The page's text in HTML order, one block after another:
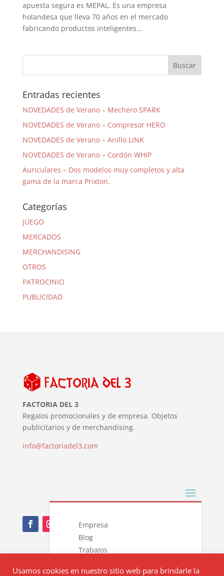
apuesta segura es MEPAL. Es una empresa
holandesa que lleva 70 años en el mercado
fabricando productos inteligentes...
Entradas recientes
NOVEDADES de Verano – Mechero SPARK
NOVEDADES de Verano – Compresor HERO
NOVEDADES de Verano – Anillo LINK
NOVEDADES de Verano – Cordón WHIP
Auriculares – Dos modelos muy completos y alta
gama de la marca Prixton.
Categorías
JUEGO
MERCADOS
MERCHANDISING
OTROS
PATROCINIO
PUBLICIDAD
FACTORIA DEL 3
Regalos promocionales y de empresa. Objetos
publicitarios y de merchandising.
info@factoriadel3.com
Empresa
Blog
Trabajos
Nota Legal
Usamos cookies en nuestro sitio web para brindarle la